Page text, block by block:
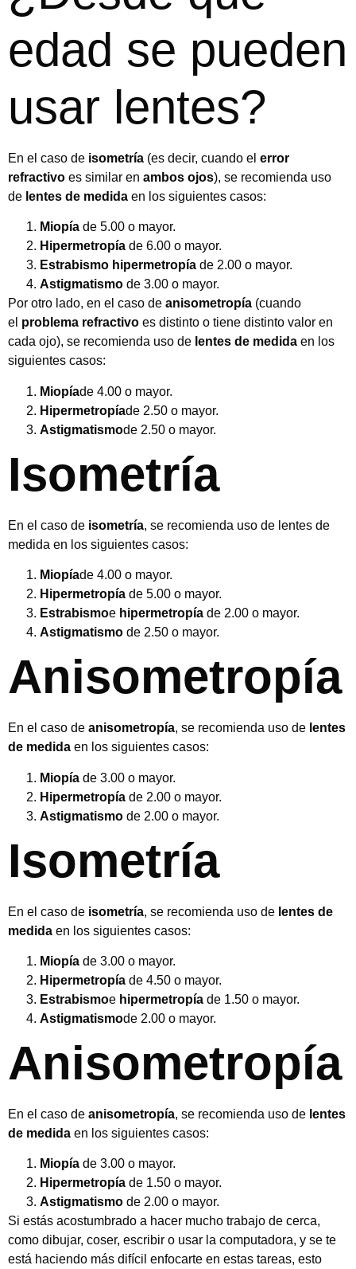
edad se pueden
usar lentes?
En el caso de isometría (es decir, cuando el error
refractivo es similar en ambos ojos), se recomienda uso
de lentes de medida en los siguientes casos:
Miopía de 5.00 o mayor.
Hipermetropía de 6.00 o mayor.
Estrabismo hipermetropía de 2.00 o mayor.
Astigmatismo de 3.00 o mayor.
Por otro lado, en el caso de anisometropía (cuando
el problema refractivo es distinto o tiene distinto valor en
cada ojo), se recomienda uso de lentes de medida en los
siguientes casos:
Miopíade 4.00 o mayor.
Hipermetropíade 2.50 o mayor.
Astigmatismode 2.50 o mayor.
Isometría
En el caso de isometría, se recomienda uso de lentes de
medida en los siguientes casos:
Miopíade 4.00 o mayor.
Hipermetropía de 5.00 o mayor.
Estrabismoe hipermetropía de 2.00 o mayor.
Astigmatismo de 2.50 o mayor.
Anisometropía
En el caso de anisometropía, se recomienda uso de lentes
de medida en los siguientes casos:
Miopía de 3.00 o mayor.
Hipermetropía de 2.00 o mayor.
Astigmatismo de 2.00 o mayor.
Isometría
En el caso de isometría, se recomienda uso de lentes de
medida en los siguientes casos:
Miopía de 3.00 o mayor.
Hipermetropía de 4.50 o mayor.
Estrabismoe hipermetropía de 1.50 o mayor.
Astigmatismode 2.00 o mayor.
Anisometropía
En el caso de anisometropía, se recomienda uso de lentes
de medida en los siguientes casos:
Miopía de 3.00 o mayor.
Hipermetropía de 1.50 o mayor.
Astigmatismo de 2.00 o mayor.
Si estás acostumbrado a hacer mucho trabajo de cerca,
como dibujar, coser, escribir o usar la computadora, y se te
está haciendo más difícil enfocarte en estas tareas, esto